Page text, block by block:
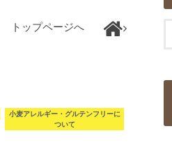
トップページへ
小麦アレルギー・グルテンフリーに
ついて